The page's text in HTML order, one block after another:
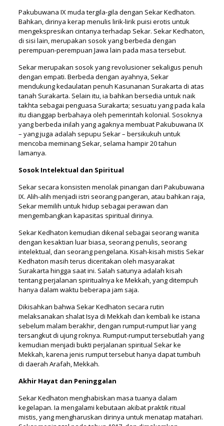
Pakubuwana IX muda tergila-gila dengan Sekar Kedhaton.
Bahkan, dirinya kerap menulis lirik-lirik puisi erotis untuk
mengekspresikan cintanya terhadap Sekar. Sekar Kedhaton,
di sisi lain, merupakan sosok yang berbeda dengan
perempuan-perempuan Jawa lain pada masa tersebut.
Sekar merupakan sosok yang revolusioner sekaligus penuh
dengan empati. Berbeda dengan ayahnya, Sekar
mendukung kedaulatan penuh Kasunanan Surakarta di atas
tanah Surakarta. Selain itu, ia bahkan bersedia untuk naik
takhta sebagai penguasa Surakarta; sesuatu yang pada kala
itu dianggap berbahaya oleh pemerintah kolonial. Sosoknya
yang berbeda inilah yang agaknya membuat Pakubuwana IX
– yang juga adalah sepupu Sekar – bersikukuh untuk
mencoba meminang Sekar, selama hampir 20 tahun
lamanya.
Sosok Intelektual dan Spiritual
Sekar secara konsisten menolak pinangan dari Pakubuwana
IX. Alih-alih menjadi istri seorang pangeran, atau bahkan raja,
Sekar memilih untuk hidup sebagai perawan dan
mengembangkan kapasitas spiritual dirinya.
Sekar Kedhaton kemudian dikenal sebagai seorang wanita
dengan kesaktian luar biasa, seorang penulis, seorang
intelektual, dan seorang pengelana. Kisah-kisah mistis Sekar
Kedhaton masih terus diceritakan oleh masyarakat
Surakarta hingga saat ini. Salah satunya adalah kisah
tentang perjalanan spiritualnya ke Mekkah, yang ditempuh
hanya dalam waktu beberapa jam saja.
Dikisahkan bahwa Sekar Kedhaton secara rutin
melaksanakan shalat Isya di Mekkah dan kembali ke istana
sebelum malam berakhir, dengan rumput-rumput liar yang
tersangkut di ujung roknya. Rumput-rumput tersebutlah yang
kemudian menjadi bukti perjalanan spiritual Sekar ke
Mekkah, karena jenis rumput tersebut hanya dapat tumbuh
di daerah Arafah, Mekkah.
Akhir Hayat dan Peninggalan
Sekar Kedhaton menghabiskan masa tuanya dalam
kegelapan. Ia mengalami kebutaan akibat praktik ritual
mistis, yang mengharuskan dirinya untuk menatap matahari.